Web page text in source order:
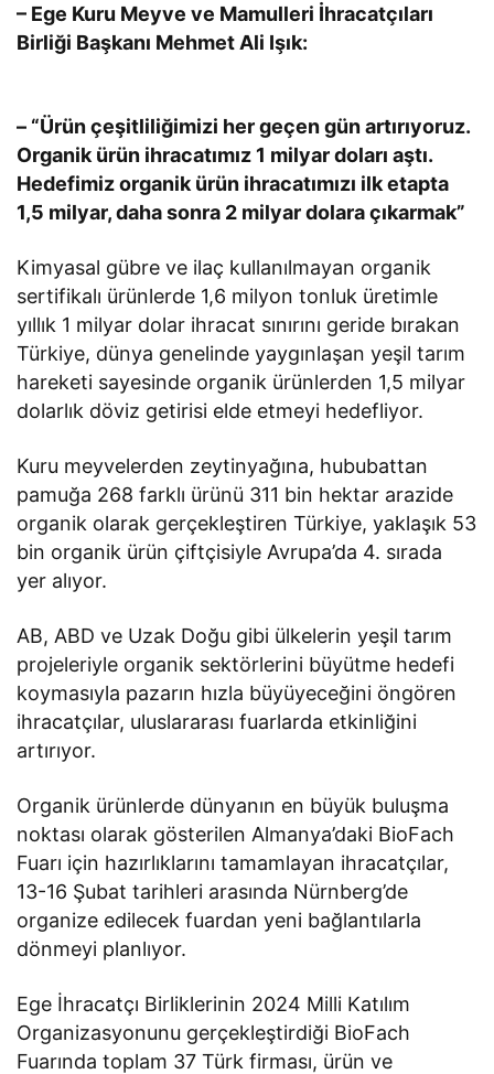
– Ege Kuru Meyve ve Mamulleri İhracatçıları
Birliği Başkanı Mehmet Ali Işık:
– “Ürün çeşitliliğimizi her geçen gün artırıyoruz.
Organik ürün ihracatımız 1 milyar doları aştı.
Hedefimiz organik ürün ihracatımızı ilk etapta
1,5 milyar, daha sonra 2 milyar dolara çıkarmak”
Kimyasal gübre ve ilaç kullanılmayan organik
sertifikalı ürünlerde 1,6 milyon tonluk üretimle
yıllık 1 milyar dolar ihracat sınırını geride bırakan
Türkiye, dünya genelinde yaygınlaşan yeşil tarım
hareketi sayesinde organik ürünlerden 1,5 milyar
dolarlık döviz getirisi elde etmeyi hedefliyor.
Kuru meyvelerden zeytinyağına, hububattan
pamuğa 268 farklı ürünü 311 bin hektar arazide
organik olarak gerçekleştiren Türkiye, yaklaşık 53
bin organik ürün çiftçisiyle Avrupa’da 4. sırada
yer alıyor.
AB, ABD ve Uzak Doğu gibi ülkelerin yeşil tarım
projeleriyle organik sektörlerini büyütme hedefi
koymasıyla pazarın hızla büyüyeceğini öngören
ihracatçılar, uluslararası fuarlarda etkinliğini
artırıyor.
Organik ürünlerde dünyanın en büyük buluşma
noktası olarak gösterilen Almanya’daki BioFach
Fuarı için hazırlıklarını tamamlayan ihracatçılar,
13-16 Şubat tarihleri arasında Nürnberg’de
organize edilecek fuardan yeni bağlantılarla
dönmeyi planlıyor.
Ege İhracatçı Birliklerinin 2024 Milli Katılım
Organizasyonunu gerçekleştirdiği BioFach
Fuarında toplam 37 Türk firması, ürün ve